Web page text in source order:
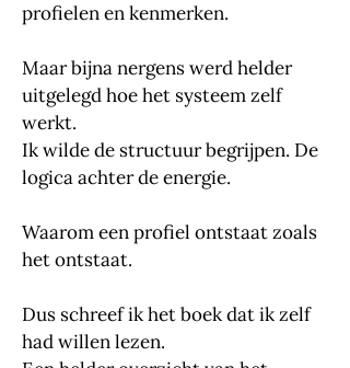
profielen en kenmerken.
Maar bijna nergens werd helder
uitgelegd hoe het systeem zelf
werkt.
Ik wilde de structuur begrijpen. De
logica achter de energie.
Waarom een profiel ontstaat zoals
het ontstaat.
Dus schreef ik het boek dat ik zelf
had willen lezen.